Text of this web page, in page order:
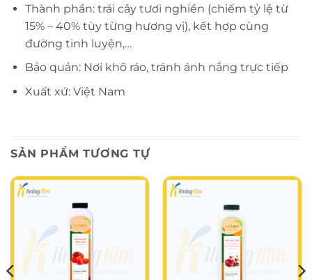
Thành phần: trái cây tươi nghiền (chiếm tỷ lệ từ
15% – 40% tùy từng hương vị), kết hợp cùng
đường tinh luyện,…
Bảo quản: Nơi khô ráo, tránh ánh nắng trực tiếp
Xuất xứ: Việt Nam
SẢN PHẨM TƯƠNG TỰ